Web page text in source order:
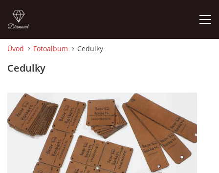
CEDULKY
MOJE POSLEDNÍ PRÁCE
Úvod Fotoalbum Cedulky
Cedulky